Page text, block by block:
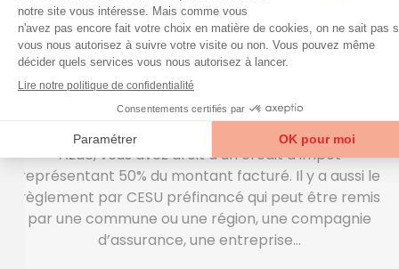
compagnie… Pour les personnes en perte
d’autonomie, faire appel à une aide à domicile est
dans bien des cas un passage obligé pour rester
habiter chez soi. Vous n’êtes pas sûr d’avoir les
moyens ? Pour les personnes âgées ou en situation
de handicap, diverses aides peuvent être octroyées
dans le cadre des services d’aide à domicile. Avec
Azaé, vous avez droit à un crédit d’impôt
représentant 50% du montant facturé. Il y a aussi le
règlement par CESU préfinancé qui peut être remis
par une commune ou une région, une compagnie
d’assurance, une entreprise…